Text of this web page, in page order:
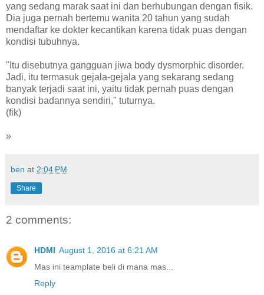
yang sedang marak saat ini dan berhubungan dengan fisik.
Dia juga pernah bertemu wanita 20 tahun yang sudah
mendaftar ke dokter kecantikan karena tidak puas dengan
kondisi tubuhnya.
"Itu disebutnya gangguan jiwa body dysmorphic disorder.
Jadi, itu termasuk gejala-gejala yang sekarang sedang
banyak terjadi saat ini, yaitu tidak pernah puas dengan
kondisi badannya sendiri," tuturnya.
(fik)
»
ben at 2:04 PM
Share
2 comments:
HDMI August 1, 2016 at 6:21 AM
Mas ini teamplate beli di mana mas...
Reply